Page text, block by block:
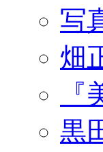
写
畑
黒